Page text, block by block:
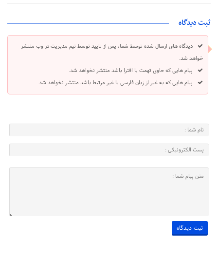
ثبت دیدگاه
دیدگاه های ارسال شده توسط شما، پس از تایید توسط تیم مدیریت در وب منتشر
خواهد شد.
پیام هایی که حاوی تهمت یا افترا باشد منتشر نخواهد شد.
پیام هایی که به غیر از زبان فارسی یا غیر مرتبط باشد منتشر نخواهد شد.